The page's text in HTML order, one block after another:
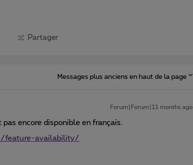
Partager
Messages plus anciens en haut de la page
Forum|Forum|11 months ago
encore disponible en français.
feature-availability/